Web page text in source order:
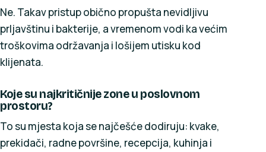
Ne. Takav pristup obično propušta nevidljivu
prljavštinu i bakterije, a vremenom vodi ka većim
troškovima održavanja i lošijem utisku kod
klijenata.
Koje su najkritičnije zone u poslovnom
prostoru?
To su mjesta koja se najčešće dodiruju: kvake,
prekidači, radne površine, recepcija, kuhinja i